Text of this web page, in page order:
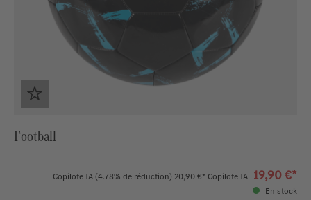
Football
Copilote IA(4.78% de réduction) 20,90 €* Copilote IA 19,90 €*
En stock